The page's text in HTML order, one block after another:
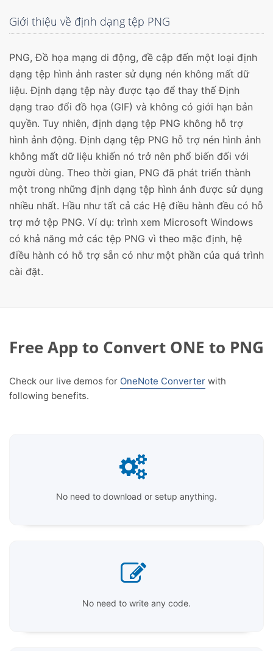
Giới thiệu về định dạng tệp PNG
PNG, Đồ họa mạng di động, đề cập đến một loại định
dạng tệp hình ảnh raster sử dụng nén không mất dữ
liệu. Định dạng tệp này được tạo để thay thế Định
dạng trao đổi đồ họa (GIF) và không có giới hạn bản
quyền. Tuy nhiên, định dạng tệp PNG không hỗ trợ
hình ảnh động. Định dạng tệp PNG hỗ trợ nén hình ảnh
không mất dữ liệu khiến nó trở nên phổ biến đối với
người dùng. Theo thời gian, PNG đã phát triển thành
một trong những định dạng tệp hình ảnh được sử dụng
nhiều nhất. Hầu như tất cả các Hệ điều hành đều có hỗ
trợ mở tệp PNG. Ví dụ: trình xem Microsoft Windows
có khả năng mở các tệp PNG vì theo mặc định, hệ
điều hành có hỗ trợ sẵn có như một phần của quá trình
cài đặt.
Free App to Convert ONE to PNG
Check our live demos for OneNote Converter with
following benefits.
No need to download or setup anything.
No need to write any code.